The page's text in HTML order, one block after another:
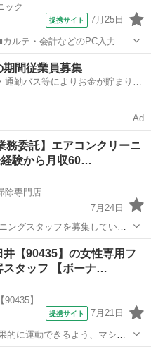
ック
提携サイト 7月25日
たことを実行できる環境で
期間従業員募集
勤バス等によりお金が貯まりや
Ad
務委託】エアコンクリーニ
経験から月収60…
除専門店
7月24日
ングスタッフを募集していま
は業務委託契約となります。
井【90435】の女性専用フ
スタッフ 【ボーナ…
】
提携サイト 7月21日
的に運動できるよう、マシン
めての方や苦手な方がほとん